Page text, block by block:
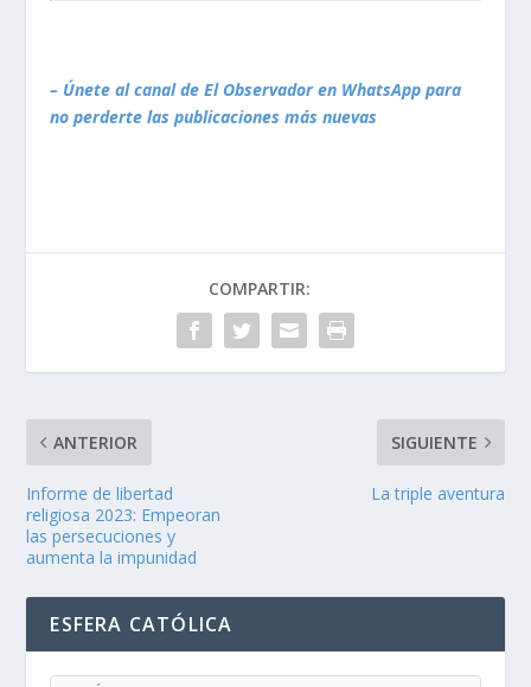
– Únete al canal de El Observador en WhatsApp para
no perderte las publicaciones más nuevas
COMPARTIR:
ANTERIOR
Informe de libertad
religiosa 2023: Empeoran
las persecuciones y
aumenta la impunidad
SIGUIENTE
La triple aventura
ESFERA CATÓLICA